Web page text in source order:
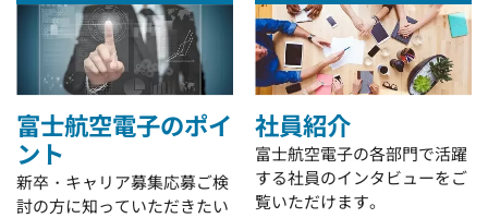
富士航空電子のポイ
ント
新卒・キャリア募集応募ご検
討の方に知っていただきたい
社員紹介
富士航空電子の各部門で活躍
する社員のインタビューをご
覧いただけます。